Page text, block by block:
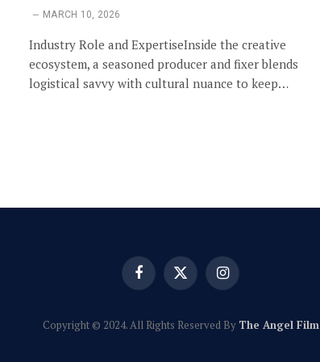
MARCH 10, 2026
Industry Role and ExpertiseInside the creative
ecosystem, a seasoned producer and fixer blends
logistical savvy with cultural nuance to keep…
FacebookX
(Twitter)
Instagram
Copyright © 2024. All Rights Reserved By The Angel Film